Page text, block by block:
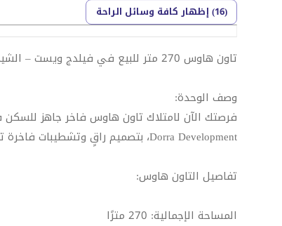
(16) إظهار كافة وسائل الراحة
تاون هاوس 270 متر للبيع في فيلدج ويست – الشيخ زايد
وصف الوحدة:
Dorra Development، بتصميم راقٍ وتشطيبات فاخرة تشمل المطبخ والتكييفات، .
تفاصيل التاون هاوس:
المساحة الإجمالية: 270 مترًا